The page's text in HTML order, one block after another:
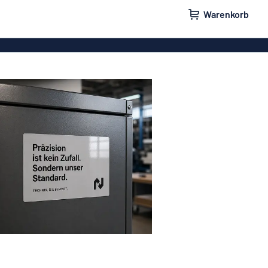
Warenkorb
Türschilder
Aufkleber
Briefkastenschilder